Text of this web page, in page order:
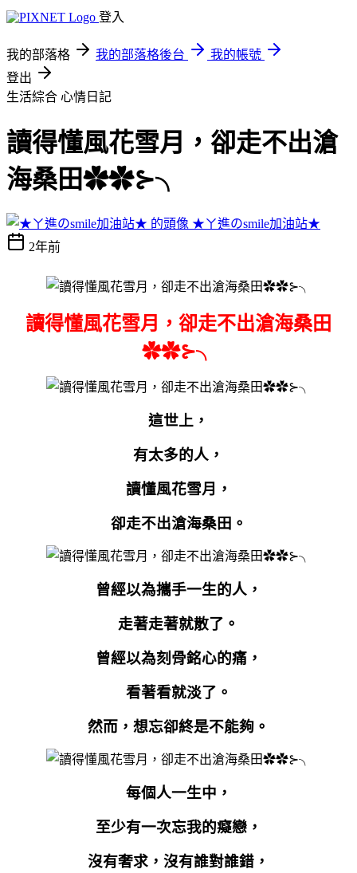
登入
我的部落格 我的部落格後台
我的帳號
登出
生活綜合 心情日記
讀得懂風花雪月，卻走不出滄
海桑田✿✿⊱╮
★ㄚ進のsmile加油站★
2年前
讀得懂風花雪月，卻走不出滄海桑田
✿✿⊱╮
這世上，
有太多的人，
讀懂風花雪月，
卻走不出滄海桑田。
曾經以為攜手一生的人，
走著走著就散了。
曾經以為刻骨銘心的痛，
看著看就淡了。
然而，想忘卻終是不能夠。
每個人一生中，
至少有一次忘我的癡戀，
沒有奢求，沒有誰對誰錯，